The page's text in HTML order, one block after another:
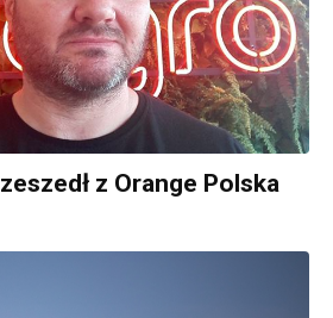
z Orange Polska